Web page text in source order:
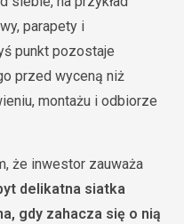
parapety i
punkt pozostaje
przed wyceną niż
montażu i odbiorze
że inwestor zauważa
delikatna siatka
gdy zahacza się o nią